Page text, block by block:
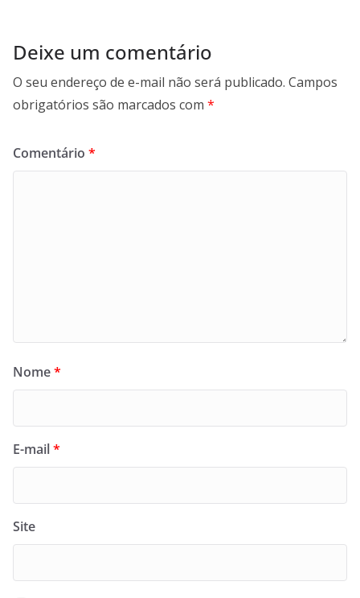
Deixe um comentário
O seu endereço de e-mail não será publicado. Campos
obrigatórios são marcados com *
Comentário *
Nome*
E-mail*
Site